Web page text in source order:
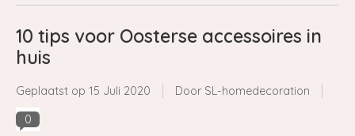
10 tips voor Oosterse accessoires in
huis
Geplaatst op 15 Juli 2020
Door SL-homedecoration
0